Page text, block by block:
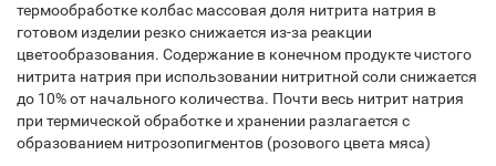
термообработке колбас массовая доля нитрита натрия в
готовом изделии резко снижается из-за реакции
цветообразования. Содержание в конечном продукте чистого
нитрита натрия при использовании нитритной соли снижается
до 10% от начального количества. Почти весь нитрит натрия
при термической обработке и хранении разлагается с
образованием нитрозопигментов (розового цвета мяса)